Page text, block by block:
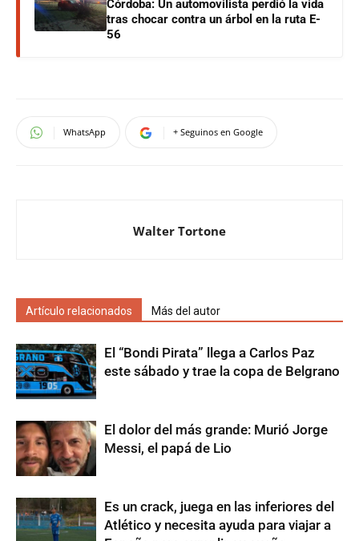
Córdoba: Un automovilista perdió la vida
tras chocar contra un árbol en la ruta E-
56
WhatsApp + Seguinos en Google
Walter Tortone
Artículo relacionados Más del autor
El “Bondi Pirata” llega a Carlos Paz
este sábado y trae la copa de Belgrano
El dolor del más grande: Murió Jorge
Messi, el papá de Lio
Es un crack, juega en las inferiores del
Atlético y necesita ayuda para viajar a